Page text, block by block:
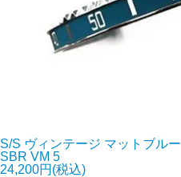
S/S ヴィンテージ マットブルー
SBR VM 5
24,200円(税込)